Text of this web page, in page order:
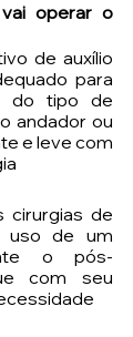
operar o
de auxílio
para
do tipo de
andador ou
e leve com
cirurgias de
uso de um
o pós-
com seu